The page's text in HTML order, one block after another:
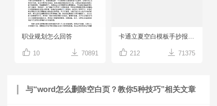
职业规划怎么回答
 10  70891
卡通立夏空白模板手抄报PDF模板
 212  71375
与“word怎么删除空白页？教你5种技巧”相关文章